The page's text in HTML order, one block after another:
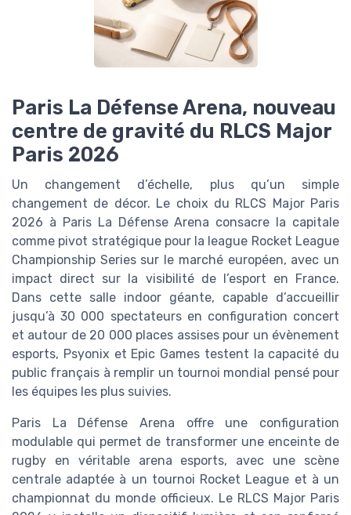
Paris La Défense Arena, nouveau
centre de gravité du RLCS Major
Paris 2026
Un changement d’échelle, plus qu’un simple
changement de décor. Le choix du RLCS Major Paris
2026 à Paris La Défense Arena consacre la capitale
comme pivot stratégique pour la league Rocket League
Championship Series sur le marché européen, avec un
impact direct sur la visibilité de l’esport en France.
Dans cette salle indoor géante, capable d’accueillir
jusqu’à 30 000 spectateurs en configuration concert
et autour de 20 000 places assises pour un évènement
esports, Psyonix et Epic Games testent la capacité du
public français à remplir un tournoi mondial pensé pour
les équipes les plus suivies.
Paris La Défense Arena offre une configuration
modulable qui permet de transformer une enceinte de
rugby en véritable arena esports, avec une scène
centrale adaptée à un tournoi Rocket League et à un
championnat du monde officieux. Le RLCS Major Paris